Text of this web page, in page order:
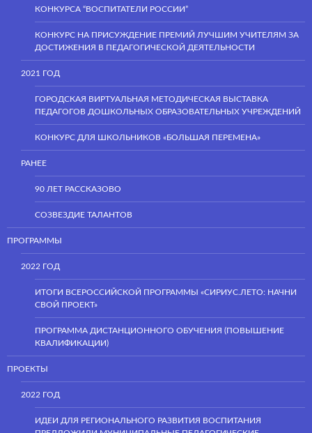
КОНКУРСА “ВОСПИТАТЕЛИ РОССИИ”
КОНКУРС НА ПРИСУЖДЕНИЕ ПРЕМИЙ ЛУЧШИМ УЧИТЕЛЯМ ЗА
ДОСТИЖЕНИЯ В ПЕДАГОГИЧЕСКОЙ ДЕЯТЕЛЬНОСТИ
2021 ГОД
ГОРОДСКАЯ ВИРТУАЛЬНАЯ МЕТОДИЧЕСКАЯ ВЫСТАВКА
ПЕДАГОГОВ ДОШКОЛЬНЫХ ОБРАЗОВАТЕЛЬНЫХ УЧРЕЖДЕНИЙ
КОНКУРС ДЛЯ ШКОЛЬНИКОВ «БОЛЬШАЯ ПЕРЕМЕНА»
РАНЕЕ
90 ЛЕТ РАССКАЗОВО
СОЗВЕЗДИЕ ТАЛАНТОВ
ПРОГРАММЫ
2022 ГОД
ИТОГИ ВСЕРОССИЙСКОЙ ПРОГРАММЫ «СИРИУС.ЛЕТО: НАЧНИ
СВОЙ ПРОЕКТ»
ПРОГРАММА ДИСТАНЦИОННОГО ОБУЧЕНИЯ (ПОВЫШЕНИЕ
КВАЛИФИКАЦИИ)
ПРОЕКТЫ
2022 ГОД
ИДЕИ ДЛЯ РЕГИОНАЛЬНОГО РАЗВИТИЯ ВОСПИТАНИЯ